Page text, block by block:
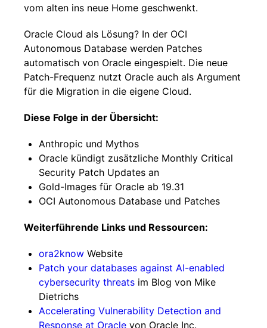
vom alten ins neue Home geschwenkt.
Oracle Cloud als Lösung? In der OCI
Autonomous Database werden Patches
automatisch von Oracle eingespielt. Die neue
Patch-Frequenz nutzt Oracle auch als Argument
für die Migration in die eigene Cloud.
Diese Folge in der Übersicht:
Anthropic und Mythos
Oracle kündigt zusätzliche Monthly Critical
Security Patch Updates an
Gold-Images für Oracle ab 19.31
OCI Autonomous Database und Patches
Weiterführende Links und Ressourcen:
ora2know Website
Patch your databases against AI-enabled
cybersecurity threats im Blog von Mike
Dietrichs
Accelerating Vulnerability Detection and
Response at Oracle von Oracle Inc.